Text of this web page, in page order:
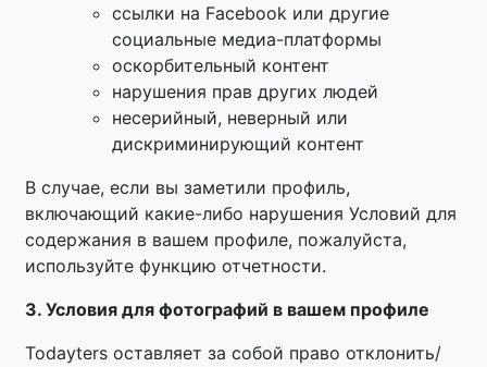
ссылки на Facebook или другие
социальные медиа-платформы
оскорбительный контент
нарушения прав других людей
несерийный, неверный или
дискриминирующий контент
В случае, если вы заметили профиль,
включающий какие-либо нарушения Условий для
содержания в вашем профиле, пожалуйста,
используйте функцию отчетности.
3. Условия для фотографий в вашем профиле
Todayters оставляет за собой право отклонить/